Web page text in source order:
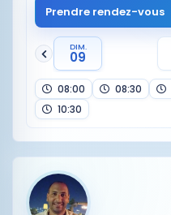
Prendre rendez-vous
DIM.
09
08:00 08:30
10:30